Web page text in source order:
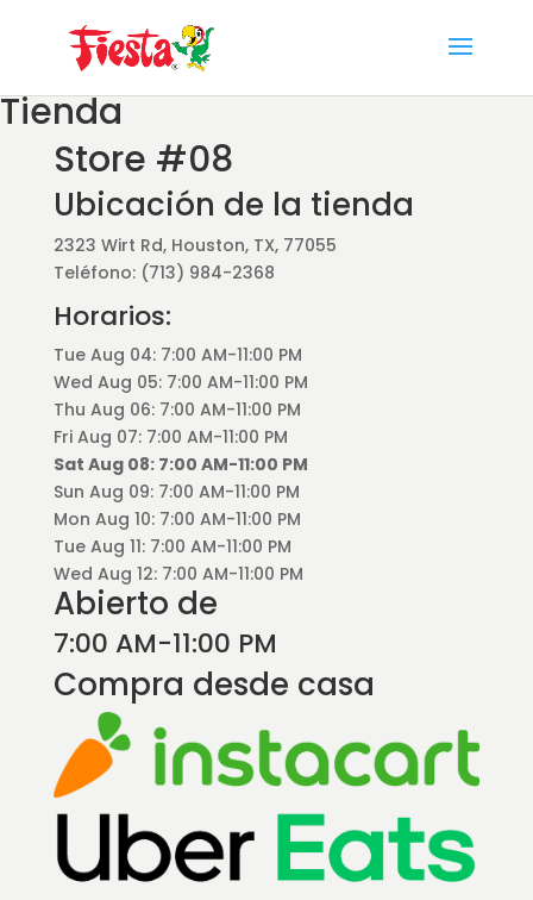
Tienda
Store #08
Ubicación de la tienda
2323 Wirt Rd, Houston, TX, 77055
Teléfono: (713) 984-2368
Horarios:
Tue Aug 04: 7:00 AM-11:00 PM
Wed Aug 05: 7:00 AM-11:00 PM
Thu Aug 06: 7:00 AM-11:00 PM
Fri Aug 07: 7:00 AM-11:00 PM
Sat Aug 08: 7:00 AM-11:00 PM
Sun Aug 09: 7:00 AM-11:00 PM
Mon Aug 10: 7:00 AM-11:00 PM
Tue Aug 11: 7:00 AM-11:00 PM
Wed Aug 12: 7:00 AM-11:00 PM
Abierto de
7:00 AM-11:00 PM
Compra desde casa